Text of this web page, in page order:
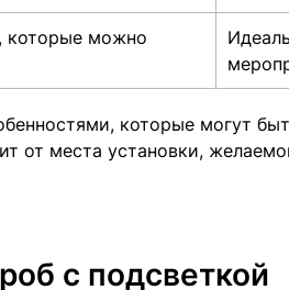
которые можно
которые могут
от места установки,
с подсветкой